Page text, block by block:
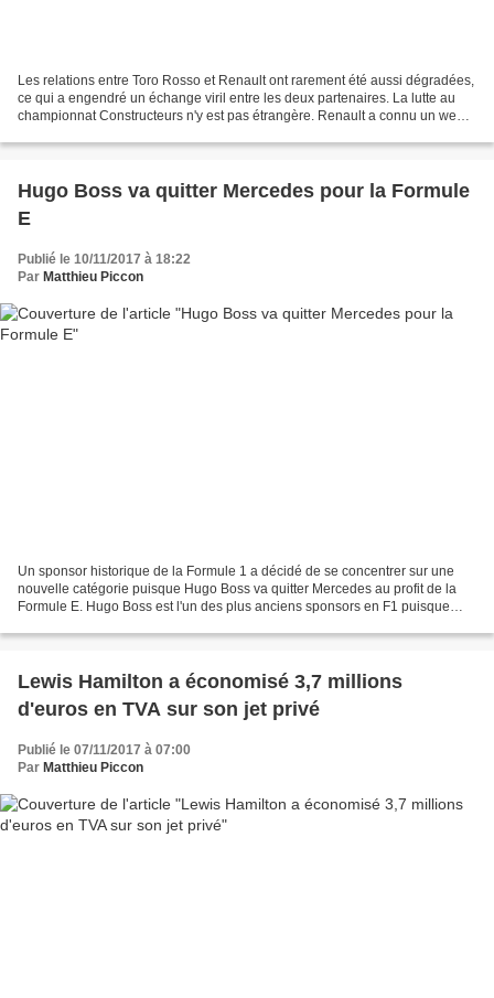
Les relations entre Toro Rosso et Renault ont rarement été aussi dégradées,
ce qui a engendré un échange viril entre les deux partenaires. La lutte au
championnat Constructeurs n'y est pas étrangère. Renault a connu un week-
Hugo Boss va quitter Mercedes pour la Formule
E
Publié le 10/11/2017 à 18:22
Par Matthieu Piccon
Un sponsor historique de la Formule 1 a décidé de se concentrer sur une
nouvelle catégorie puisque Hugo Boss va quitter Mercedes au profit de la
Formule E. Hugo Boss est l'un des plus anciens sponsors en F1 puisque
Lewis Hamilton a économisé 3,7 millions
d'euros en TVA sur son jet privé
Publié le 07/11/2017 à 07:00
Par Matthieu Piccon